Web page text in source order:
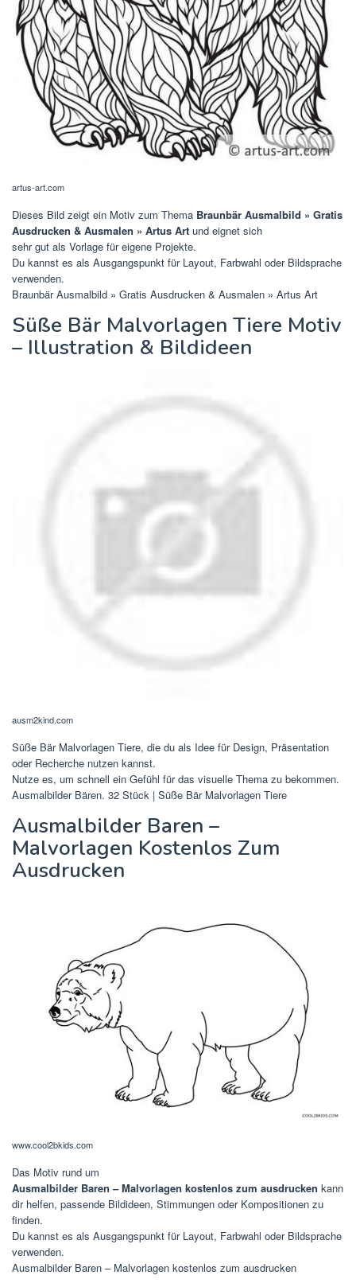
artus-art.com
Dieses Bild zeigt ein Motiv zum Thema Braunbär Ausmalbild » Gratis
Ausdrucken & Ausmalen » Artus Art und eignet sich
sehr gut als Vorlage für eigene Projekte.
Du kannst es als Ausgangspunkt für Layout, Farbwahl oder Bildsprache
verwenden.
Braunbär Ausmalbild » Gratis Ausdrucken & Ausmalen » Artus Art
Süße Bär Malvorlagen Tiere Motiv
– Illustration & Bildideen
ausm2kind.com
Süße Bär Malvorlagen Tiere, die du als Idee für Design, Präsentation
oder Recherche nutzen kannst.
Nutze es, um schnell ein Gefühl für das visuelle Thema zu bekommen.
Ausmalbilder Bären. 32 Stück | Süße Bär Malvorlagen Tiere
Ausmalbilder Baren –
Malvorlagen Kostenlos Zum
Ausdrucken
www.cool2bkids.com
Das Motiv rund um
Ausmalbilder Baren – Malvorlagen kostenlos zum ausdrucken kann
dir helfen, passende Bildideen, Stimmungen oder Kompositionen zu
finden.
Du kannst es als Ausgangspunkt für Layout, Farbwahl oder Bildsprache
verwenden.
Ausmalbilder Baren – Malvorlagen kostenlos zum ausdrucken